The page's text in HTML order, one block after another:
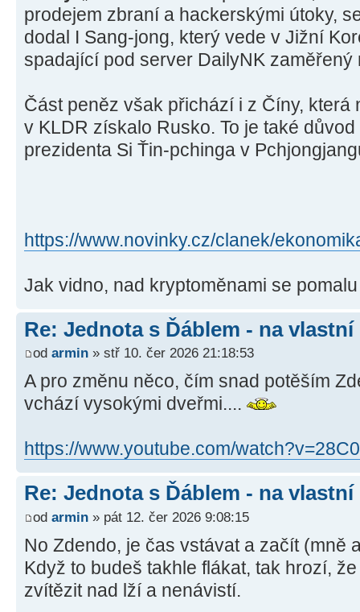
prodejem zbraní a hackerskými útoky,
dodal I Sang-jong, který vede v Jižní
spadající pod server DailyNK zaměřený
Část peněz však přichází i z Číny, která
v KLDR získalo Rusko. To je také
prezidenta Si Ťin-pchinga v
https://www.novinky.cz/clanek/
Jak vidno, nad kryptoměnami se
Re: Jednota s Ďáblem - na
od armin » stř 10. čer 2026 21:18:53
A pro změnu něco, čím snad potěším
vchází vysokými dveřmi....
https://www.youtube.com/
Re: Jednota s Ďáblem - na
od armin » pát 12. čer 2026 9:08:15
No Zdendo, je čas vstávat a začít (mně
Když to budeš takhle flákat, tak hrozí,
zvítězit nad lží a nenávistí.